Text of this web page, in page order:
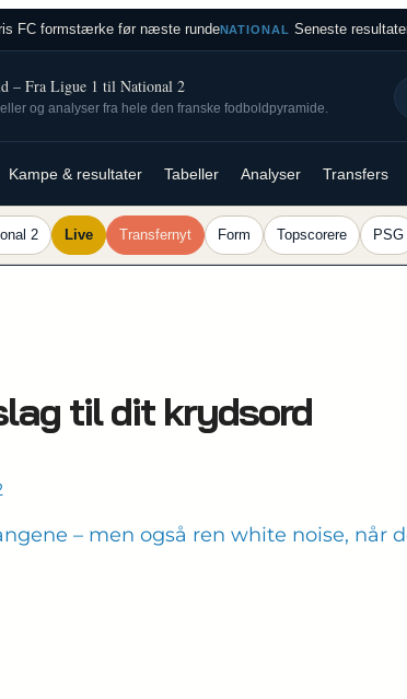
FC formstærke før næste rundeNATIONAL Seneste
– Fra Ligue 1 til National 2
og analyser fra hele den franske fodboldpyramide.
Kampe & resultater Tabeller Analyser Transfers
2 Live Transfernyt Form Topscorere PSG
til dit krydsord
– men også ren white noise,